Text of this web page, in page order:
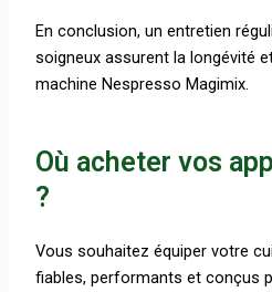
En conclusion, un entretien
soigneux assurent la longévité
machine Nespresso Magimix.
Où acheter vos
?
Vous souhaitez équiper votre
fiables, performants et conçus